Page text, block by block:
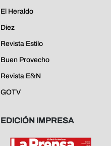
El Heraldo
Diez
Revista Estilo
Buen Provecho
Revista E&N
GOTV
EDICIÓN IMPRESA